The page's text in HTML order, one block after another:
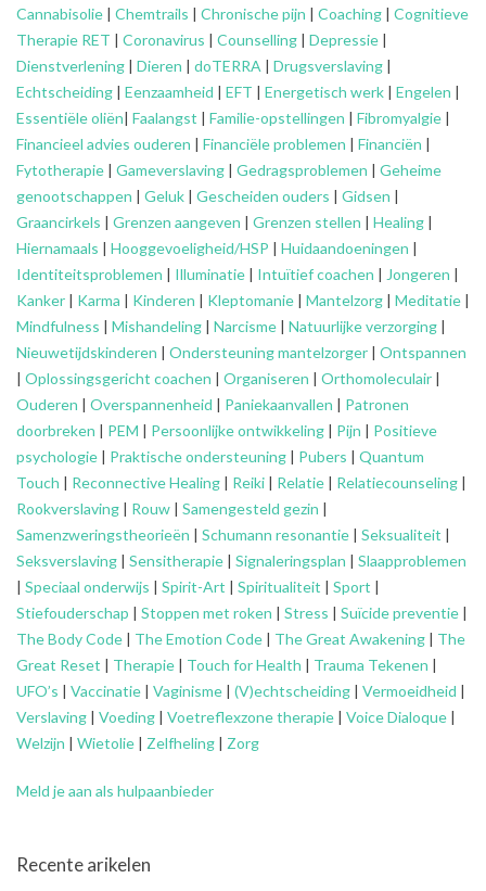
Cannabisolie | Chemtrails | Chronische pijn | Coaching | Cognitieve
Therapie RET | Coronavirus | Counselling | Depressie |
Dienstverlening | Dieren | doTERRA | Drugsverslaving |
Echtscheiding | Eenzaamheid | EFT | Energetisch werk | Engelen |
Essentiële oliën| Faalangst | Familie-opstellingen | Fibromyalgie |
Financieel advies ouderen | Financiële problemen | Financiën |
Fytotherapie | Gameverslaving | Gedragsproblemen | Geheime
genootschappen | Geluk | Gescheiden ouders | Gidsen |
Graancirkels | Grenzen aangeven | Grenzen stellen | Healing |
Hiernamaals | Hooggevoeligheid/HSP | Huidaandoeningen |
Identiteitsproblemen | Illuminatie | Intuïtief coachen | Jongeren |
Kanker | Karma | Kinderen | Kleptomanie | Mantelzorg | Meditatie |
Mindfulness | Mishandeling | Narcisme | Natuurlijke verzorging |
Nieuwetijdskinderen | Ondersteuningmantelzorger | Ontspannen
| Oplossingsgericht coachen | Organiseren | Orthomoleculair |
Ouderen | Overspannenheid | Paniekaanvallen | Patronen
doorbreken | PEM | Persoonlijke ontwikkeling | Pijn | Positieve
psychologie | Praktische ondersteuning | Pubers | Quantum
Touch | Reconnective Healing | Reiki | Relatie | Relatiecounseling |
Rookverslaving | Rouw | Samengesteld gezin |
Samenzweringstheorieën | Schumann resonantie | Seksualiteit |
Seksverslaving | Sensitherapie | Signaleringsplan | Slaapproblemen
| Speciaal onderwijs | Spirit-Art | Spiritualiteit | Sport |
Stiefouderschap | Stoppen met roken | Stress | Suïcide preventie |
The Body Code | The Emotion Code | The Great Awakening | The
Great Reset | Therapie | Touch for Health | Trauma Tekenen |
UFO’s | Vaccinatie | Vaginisme | (V)echtscheiding | Vermoeidheid |
Verslaving | Voeding | Voetreflexzone therapie | Voice Dialoque |
Welzijn | Wietolie | Zelfheling | Zorg
Meld je aan als hulpaanbieder
Recente arikelen